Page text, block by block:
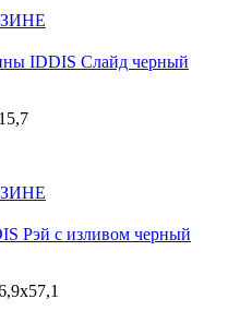
IDDIS Слайд черный
Рэй с изливом черный